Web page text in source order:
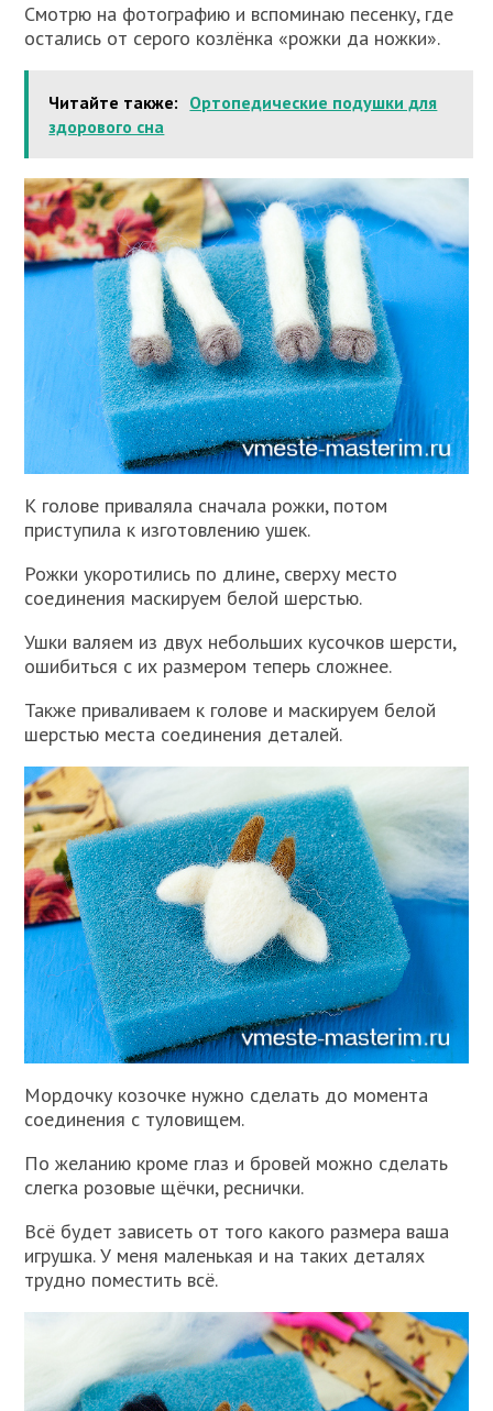
Смотрю на фотографию и вспоминаю песенку, где
остались от серого козлёнка «рожки да ножки».
Читайте также: Ортопедические подушки для
здорового сна
К голове приваляла сначала рожки, потом
приступила к изготовлению ушек.
Рожки укоротились по длине, сверху место
соединения маскируем белой шерстью.
Ушки валяем из двух небольших кусочков шерсти,
ошибиться с их размером теперь сложнее.
Также приваливаем к голове и маскируем белой
шерстью места соединения деталей.
Мордочку козочке нужно сделать до момента
соединения с туловищем.
По желанию кроме глаз и бровей можно сделать
слегка розовые щёчки, реснички.
Всё будет зависеть от того какого размера ваша
игрушка. У меня маленькая и на таких деталях
трудно поместить всё.